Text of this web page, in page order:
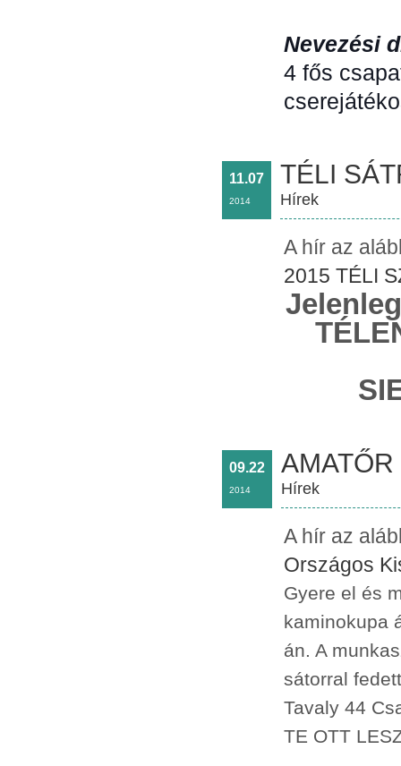
Nevezési
4 fős
11.07
2014
TÉLI
Hírek
A hír az
2015 TÉLI
09.22
2014 Hírek
A hír az
Országos
Gyere el és
kaminokupa
án. A
sátorral
Tavaly 44
TE OTT